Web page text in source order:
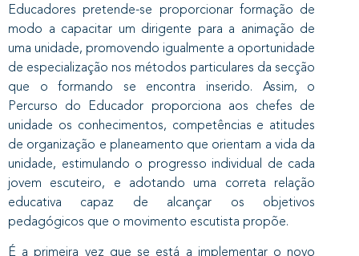
Educadores pretende-se proporcionar formação de
modo a capacitar um dirigente para a animação de
uma unidade, promovendo igualmente a oportunidade
de especialização nos métodos particulares da secção
que o formando se encontra inserido. Assim, o
Percurso do Educador proporciona aos chefes de
unidade os conhecimentos, competências e atitudes
de organização e planeamento que orientam a vida da
unidade, estimulando o progresso individual de cada
jovem escuteiro, e adotando uma correta relação
educativa capaz de alcançar os objetivos
pedagógicos que o movimento escutista propõe.
É a primeira vez que se está a implementar o novo